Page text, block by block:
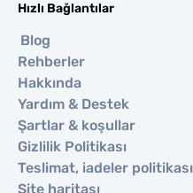
Hızlı Bağlantılar
Blog
Rehberler
Hakkında
Yardım & Destek
Şartlar & koşullar
Gizlilik Politikası
Teslimat, iadeler politikası
Site haritası